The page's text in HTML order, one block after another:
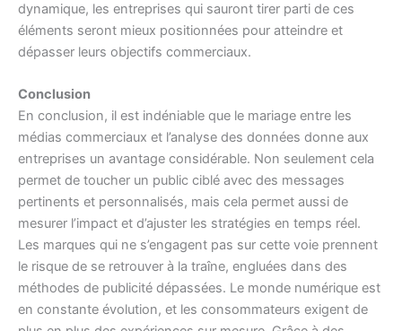
dynamique, les entreprises qui sauront tirer parti de ces
éléments seront mieux positionnées pour atteindre et
dépasser leurs objectifs commerciaux.
Conclusion
En conclusion, il est indéniable que le mariage entre les
médias commerciaux et l’analyse des données donne aux
entreprises un avantage considérable. Non seulement cela
permet de toucher un public ciblé avec des messages
pertinents et personnalisés, mais cela permet aussi de
mesurer l’impact et d’ajuster les stratégies en temps réel.
Les marques qui ne s’engagent pas sur cette voie prennent
le risque de se retrouver à la traîne, engluées dans des
méthodes de publicité dépassées. Le monde numérique est
en constante évolution, et les consommateurs exigent de